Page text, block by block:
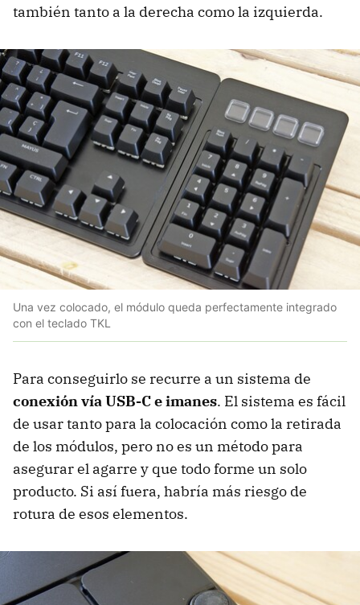
también tanto a la derecha como la izquierda.
Una vez colocado, el módulo queda perfectamente integrado
con el teclado TKL
Para conseguirlo se recurre a un sistema de
conexión vía USB-C e imanes. El sistema es fácil
de usar tanto para la colocación como la retirada
de los módulos, pero no es un método para
asegurar el agarre y que todo forme un solo
producto. Si así fuera, habría más riesgo de
rotura de esos elementos.